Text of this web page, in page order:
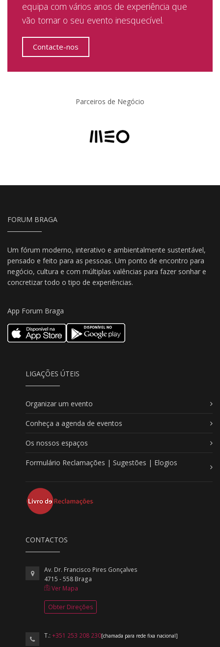
equipa com vários anos de experiência que
vão tornar o seu evento inesquecível.
Contacte-nos
Parceiros de Negócio
FORUM BRAGA
Um fórum moderno, interativo e ambientalmente sustentável,
pensado e feito para as pessoas. Um ponto de encontro para
negócio, cultura e com múltiplas valências para fazer sonhar e
concretizar todo o tipo de experiências.
App Forum Braga
LIGAÇÕES ÚTEIS
Organizar um evento
Conheça a agenda de eventos
Os nossos espaços
Formulário Reclamações | Sugestões | Elogios
CONTACTOS
Av. Dr. Francisco Pires Gonçalves
4715 - 558 Braga
Ver Mapa
Obter Direções
T.:+351 253 208 230[chamada para rede fixa nacional]